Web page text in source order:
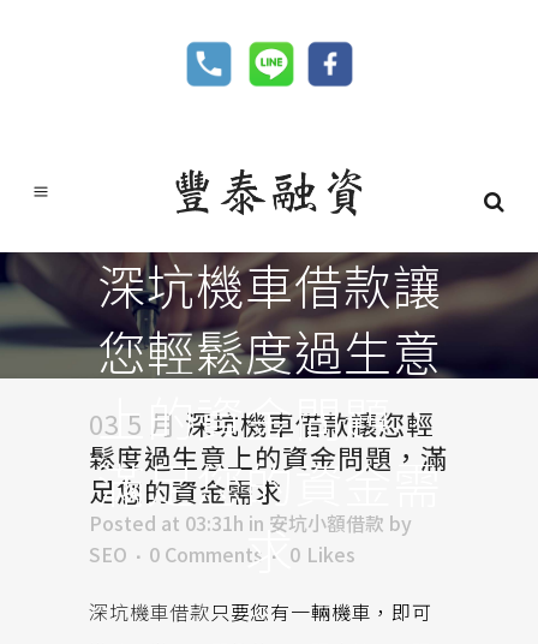
深坑機車借款讓
您輕鬆度過生意
上的資金問題，
滿足您的資金需
求
03 5 月 深坑機車借款讓您輕
鬆度過生意上的資金問題，滿
足您的資金需求
Posted at 03:31h in 安坑小額借款 by
SEO
0 Comments 0 Likes
深坑機車借款只要您有一輛機車，即可